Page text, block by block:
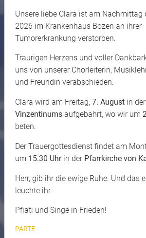
Unsere liebe Clara ist am Nachmittag
2026 im Krankenhaus Bozen an ihrer
Tumorerkrankung verstorben.
Traurigen Herzens und voller
uns von unserer Chorleiterin,
und Freundin verabschieden.
Clara wird am Freitag, 7. Augustin der
Vinzentinumsaufgebahrt, wo wir um
beten.
Der Trauergottesdienst findet am
um 15.30 Uhrin der Pfarrkirche von
Herr, gib ihr die ewige Ruhe. Und das
leuchte ihr.
Pfiati und Singe in Frieden!
PARTE